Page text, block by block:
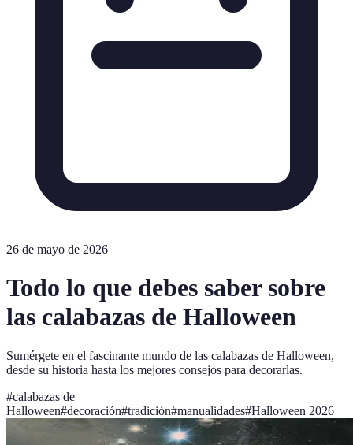
26 de mayo de 2026
Todo lo que debes saber sobre
las calabazas de Halloween
Sumérgete en el fascinante mundo de las calabazas de Halloween,
desde su historia hasta los mejores consejos para decorarlas.
#calabazas de
Halloween#decoración#tradición#manualidades#Halloween 2026